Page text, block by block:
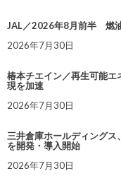
JAL／2026年8月前半 燃
2026年7月30日
椿本チエイン／再生可能
現を加速
2026年7月30日
三井倉庫ホールディングス
を開発・導入開始
2026年7月30日